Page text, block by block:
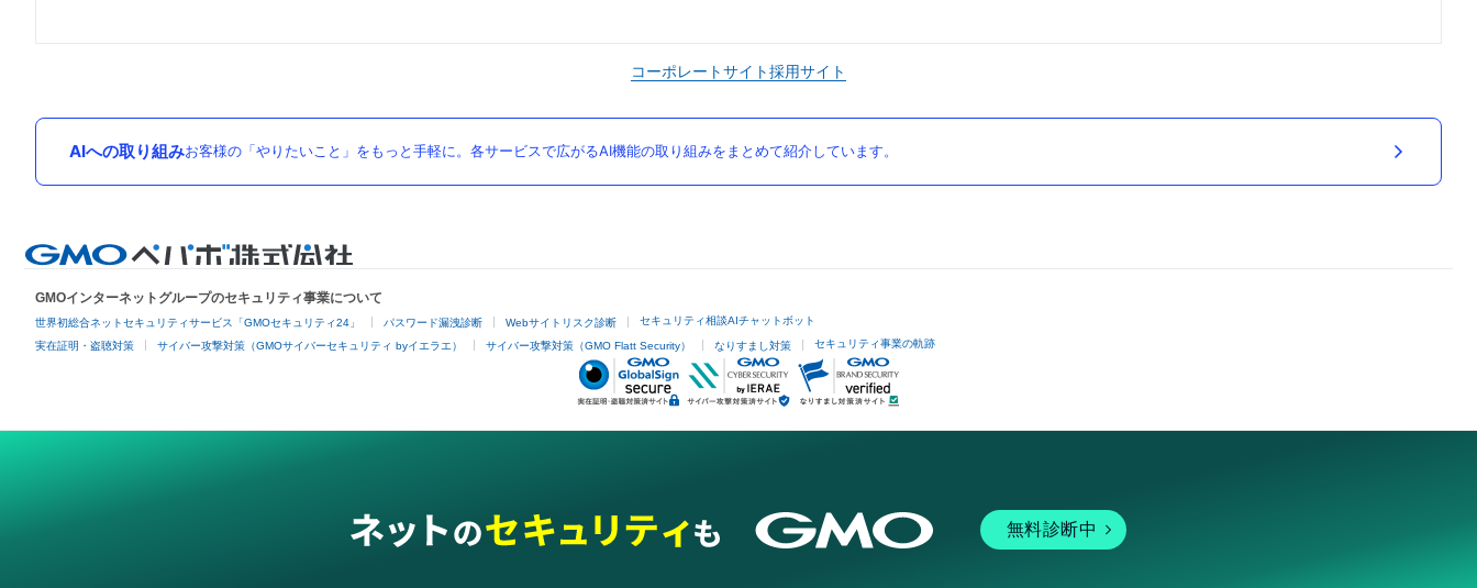
コーポレートサイト採用サイト
AIへの取り組みお客様の「やりたいこと」をもっと手軽に。各サービスで広がるAI機能の取り組みをまとめて紹介しています。
GMOインターネットグループのセキュリティ事業について
世界初総合ネットセキュリティサービス「GMOセキュリティ24」 パスワード漏洩診断 Webサイトリスク診断 セキュリティ相談AIチャットボット
実在証明・盗聴対策 サイバー攻撃対策（GMOサイバーセキュリティ byイエラエ） サイバー攻撃対策（GMO Flatt Security） なりすまし対策 セキュリティ事業の軌跡
無料診断中